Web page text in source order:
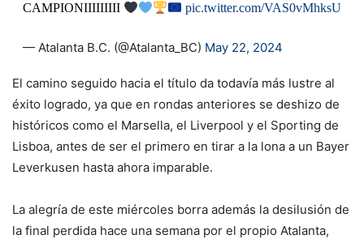
CAMPIONIIIIIIIII pic.twitter.com/VAS0vMhksU
— Atalanta B.C. (@Atalanta_BC) May 22, 2024
El camino seguido hacia el título da todavía más lustre al
éxito logrado, ya que en rondas anteriores se deshizo de
históricos como el Marsella, el Liverpool y el Sporting de
Lisboa, antes de ser el primero en tirar a la lona a un Bayer
Leverkusen hasta ahora imparable.
La alegría de este miércoles borra además la desilusión de
la final perdida hace una semana por el propio Atalanta,